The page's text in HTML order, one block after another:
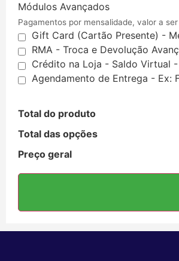
Módulos Avançados
Pagamentos por mensalidade, valor a
Gift Card (Cartão Presente) -
RMA - Troca e Devolução
Crédito na Loja - Saldo Virtual -
Agendamento de Entrega - Ex:
Total do produto
Total das opções
Preço geral